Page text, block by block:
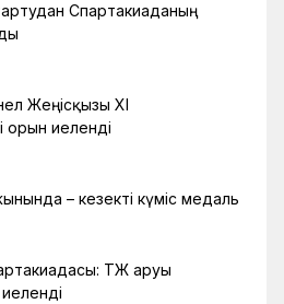
Спартакиаданың
Жеңісқызы XI
орын иеленді
– кезекті күміс медаль
ҚТЖ аруы